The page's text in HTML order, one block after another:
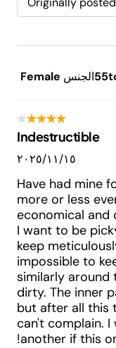
الجنس Female
Indestructible
١٥‏/١١‏/٢٠٢٥
Have had mine
more or less
economical and
I want to be
keep
impossible to
similarly around
dirty. The inner
but after all this
can't complain.
another if this